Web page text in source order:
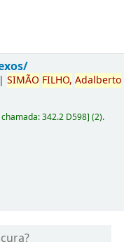
|SIMÃO FILHO, Adalberto
chamada:342.2 D598](2).